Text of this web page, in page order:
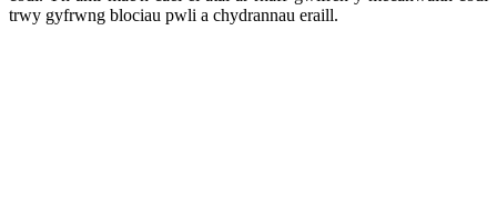
trwy gyfrwng blociau pwli a chydrannau eraill.